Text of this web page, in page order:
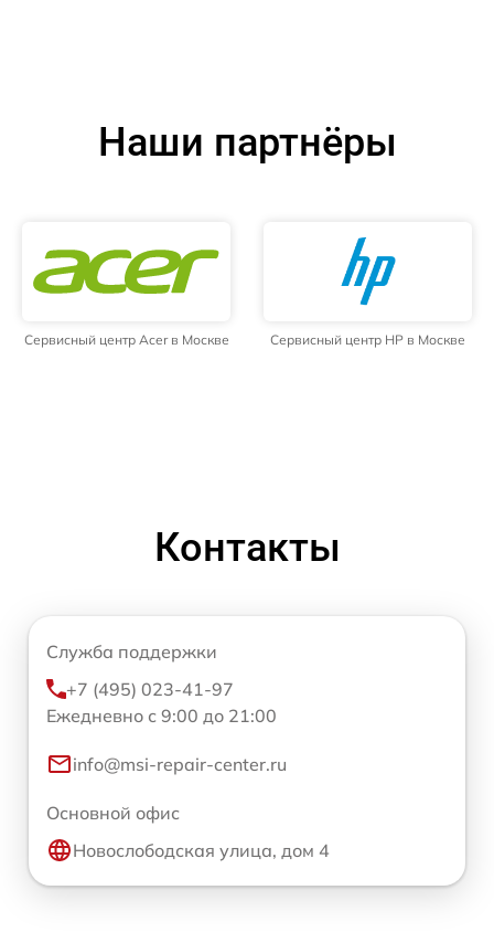
Наши партнёры
Сервисный центр Acer в Москве Сервисный центр HP в Москве
Контакты
Служба поддержки
+7 (495) 023-41-97
Ежедневно с 9:00 до 21:00
info@msi-repair-center.ru
Основной офис
Новослободская улица, дом 4